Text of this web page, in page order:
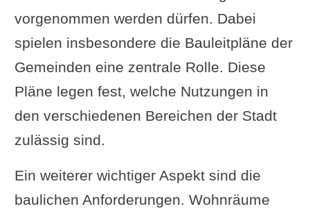
vorgenommen werden dürfen. Dabei
spielen insbesondere die Bauleitpläne der
Gemeinden eine zentrale Rolle. Diese
Pläne legen fest, welche Nutzungen in
den verschiedenen Bereichen der Stadt
zulässig sind.
Ein weiterer wichtiger Aspekt sind die
baulichen Anforderungen. Wohnräume